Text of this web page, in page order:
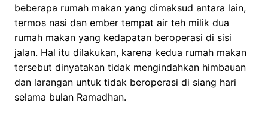
beberapa rumah makan yang dimaksud antara lain,
termos nasi dan ember tempat air teh milik dua
rumah makan yang kedapatan beroperasi di sisi
jalan. Hal itu dilakukan, karena kedua rumah makan
tersebut dinyatakan tidak mengindahkan himbauan
dan larangan untuk tidak beroperasi di siang hari
selama bulan Ramadhan.